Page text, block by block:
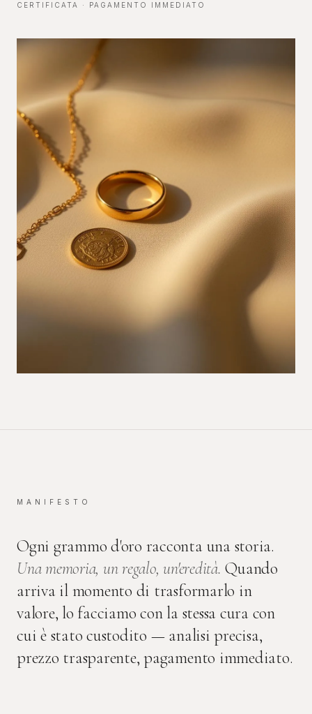
CERTIFICATA · PAGAMENTO IMMEDIATO
MANIFESTO
Ogni grammo d'oro racconta una storia.
Una memoria, un regalo, un'eredità. Quando
arriva il momento di trasformarlo in
valore, lo facciamo con la stessa cura con
cui è stato custodito — analisi precisa,
prezzo trasparente, pagamento immediato.